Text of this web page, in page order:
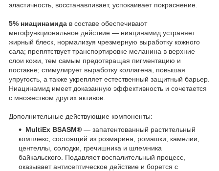
эластичность, восстанавливает, успокаивает покраснение.
5% ниацинамида в составе обеспечивают
мнгофункциональное действие — ниацинамид устраняет
жирный блеск, нормализуя чрезмерную выработку кожного
сала; препятствует транспортировке меланина в верхние
слои кожи, тем самым предотвращая пигментацию и
постакне; стимулирует выработку коллагена, повышая
упругость, а также укрепляет естественный защитный барьер.
Ниацинамид имеет доказанную эффективность и сочетается
с множеством других активов.
Дополнительные действующие компоненты:
MultiEx BSASM® — запатентованный растительный
комплекс, состоящий из розмарина, ромашки, камелии,
центеллы, солодки, гречишника и шлемника
байкальского. Подавляет воспалительный процесс,
оказывает антисептическое действие и борется с